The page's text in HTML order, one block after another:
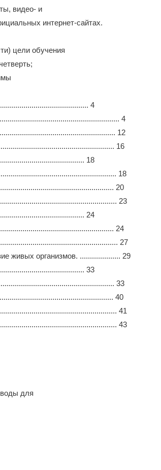
видео- и
интернет-сайтах.
цели обучения
4
4
12
16
18
18
20
23
24
24
27
живых организмов. .................... 29
33
33
40
41
43
для